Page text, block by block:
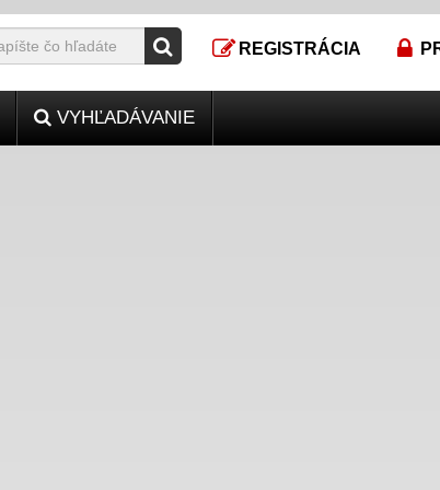
REGISTRÁCIA
VYHĽADÁVANIE